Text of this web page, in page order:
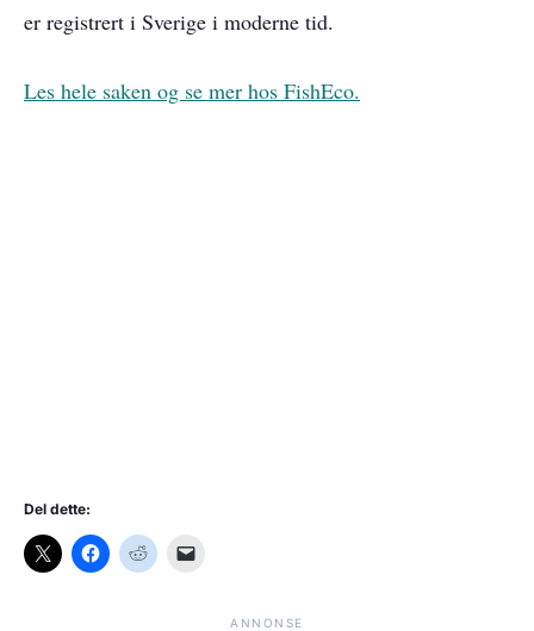
er registrert i Sverige i moderne tid.
Les hele saken og se mer hos FishEco.
Del dette:
ANNONSE